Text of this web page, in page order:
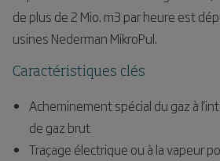
de plus de 2 Mio. m3 par heure est
usines Nederman MikroPul.
Caractéristiques clés
Acheminement spécial du gaz à
de gaz brut
Traçage électrique ou à la vapeur